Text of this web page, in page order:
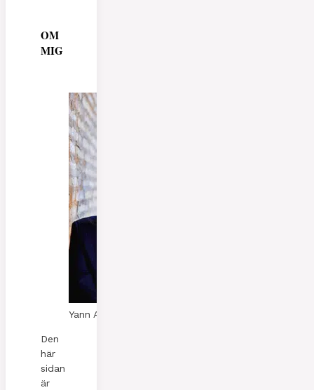
OM
MIG
Yann A. Skaalen
Den
här
sidan
är